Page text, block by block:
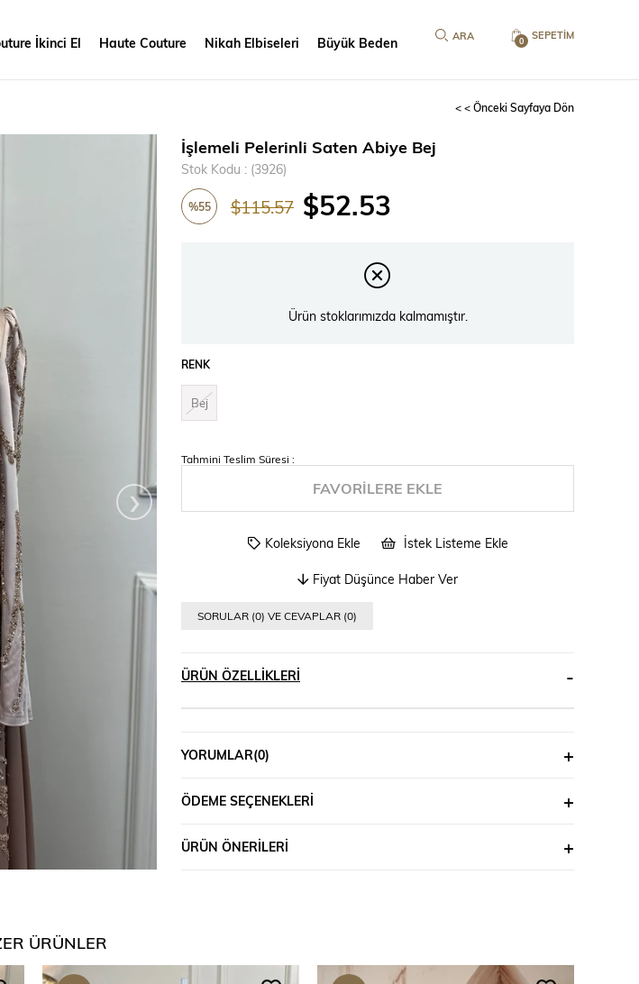
SEPETIM
0
İkinci El Haute Couture Nikah Elbiseleri Büyük Beden
< < Önceki Sayfaya Dön
›
İşlemeli Pelerinli Saten Abiye Bej
Stok Kodu (3926)
%55 $115.57 $52.53
Ürün stoklarımızda kalmamıştır.
RENK
Bej
Tahmini Teslim Süresi :
FAVORILERE EKLE
Koleksiyona Ekle İstek Listeme Ekle
Fiyat Düşünce Haber Ver
SORULAR (0) VE CEVAPLAR (0)
ÜRÜN ÖZELLIKLERI
YORUMLAR(0)
ÖDEME SEÇENEKLERI
ÜRÜN ÖNERILERI
ÜRÜNLER